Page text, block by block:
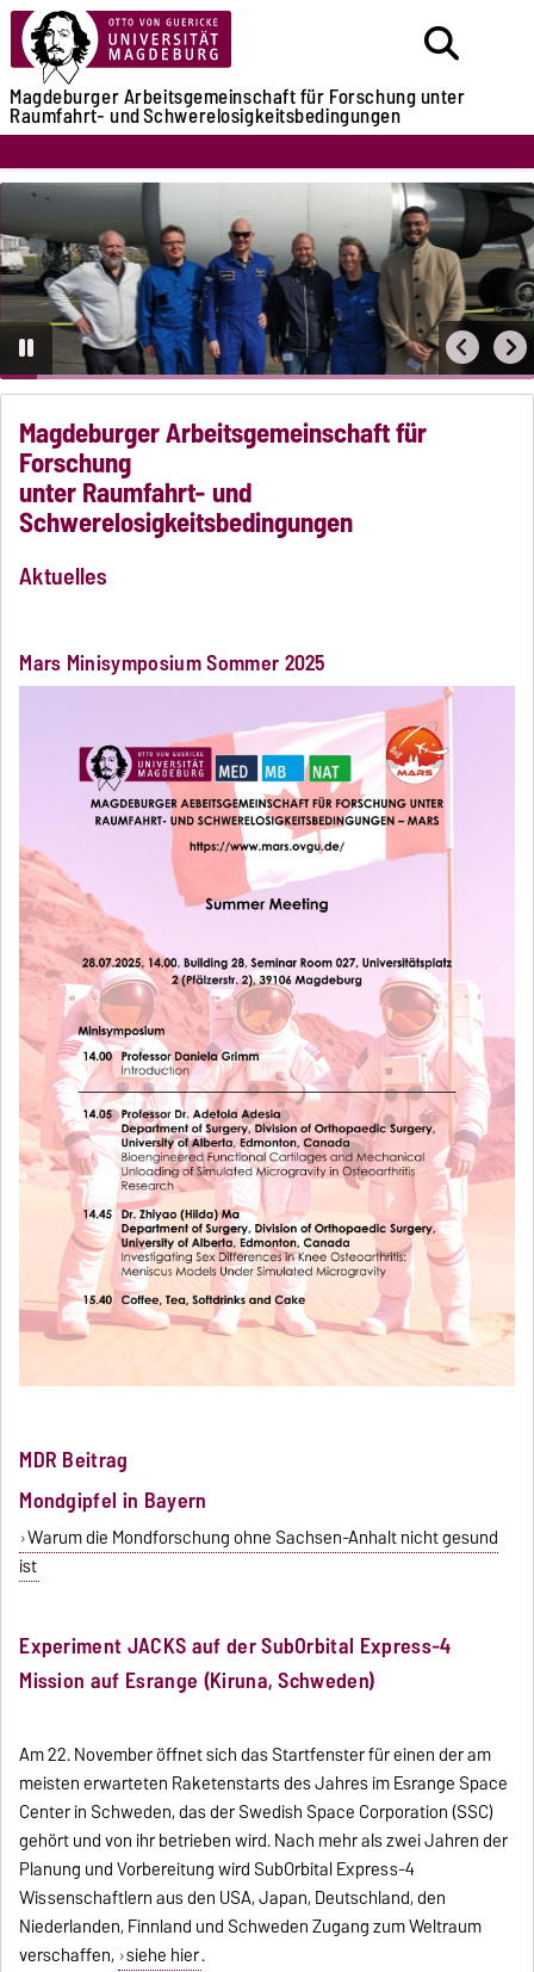
Magdeburger Arbeitsgemeinschaftfür Forschung unter
Raumfahrt- undSchwerelosigkeitsbedingungen
Magdeburger Arbeitsgemeinschaft für
Forschung
unter Raumfahrt- und
Schwerelosigkeitsbedingungen
Aktuelles
Mars Minisymposium Sommer 2025
MDR Beitrag
Mondgipfel in Bayern
Warum die Mondforschung ohne Sachsen-Anhalt nicht gesund
ist
Experiment JACKS auf der SubOrbital Express-4
Mission auf Esrange (Kiruna, Schweden)
Am 22. November öffnet sich das Startfenster für einen der am
meisten erwarteten Raketenstarts des Jahres im Esrange Space
Center in Schweden, das der Swedish Space Corporation (SSC)
gehört und von ihr betrieben wird. Nach mehr als zwei Jahren der
Planung und Vorbereitung wird SubOrbital Express-4
Wissenschaftlern aus den USA, Japan, Deutschland, den
Niederlanden, Finnland und Schweden Zugang zum Weltraum
verschaffen, siehe hier.